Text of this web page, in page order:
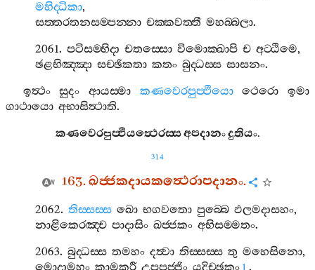
මහිද‍්ධිකා,
සත‍්තරතනසම‍්පන‍්නා චක‍්කවත‍්තී මහබ‍්බලා.
2061.පටිසම‍්භිදා චතස‍්සො විමොක‍්ඛාපි ච අට‍්ඨිමෙ,
ඡළභිඤ‍්ඤා සච‍්ඡිකතා කතං බුද‍්ධස‍්ස සාසනං.
ඉත්‍ථං
සුදං ආයස‍්මා කණවෙරපුප‍්ඵියො ථෙරො
ඉමා
ගාථායො අභාසිත්‍ථාති.
කණවෙරපුප‍්ඵියත්‍ථෙරස‍්සඅපදානංදුතියං.
314
163.ඛජ‍්ජකදායකත්‍ථෙරාපදානං.
2062.තිස‍්සස‍්ස ඛො භගවතො පුබ‍්බෙ ඵලමදාසහං,
නාළිකෙරඤ‍්ච පාදාසිං ඛජ‍්ජකං අභිසම‍්මතං.
2063.බුද‍්ධස‍්ස තමහං දත්‍වා තිස‍්සස‍්ස තු මහෙසිනො,
1